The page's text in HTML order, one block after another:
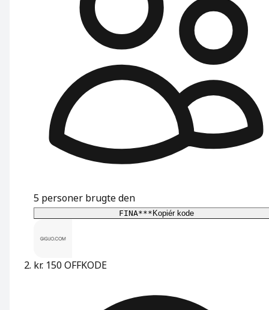
5 personer brugte den
FINA***Kopiér kode
kr. 150 OFFKODE